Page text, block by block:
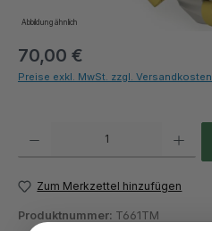
Abbildung ähnlich
70,00 €
Preise exkl. MwSt. zzgl. Versandkosten
Zum Merkzettel hinzufügen
Produktnummer: T661TM